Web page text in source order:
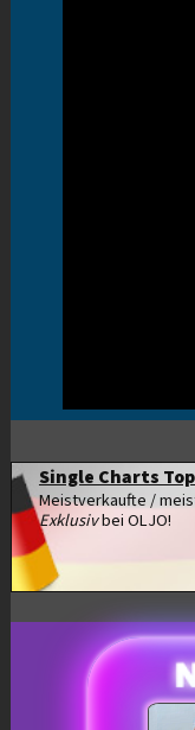
Single Charts
Meistverkaufte /
Exklusivbei OLJO!